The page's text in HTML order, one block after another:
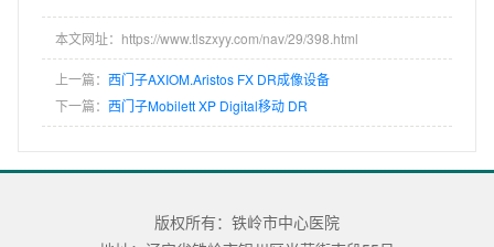
本文网址：https://www.tlszxyy.com/nav/29/398.html
上一篇： 西门子AXIOM.Aristos FX DR成像设备
下一篇： 西门子Mobilett XP Digital移动 DR
版权所有：铁岭市中心医院